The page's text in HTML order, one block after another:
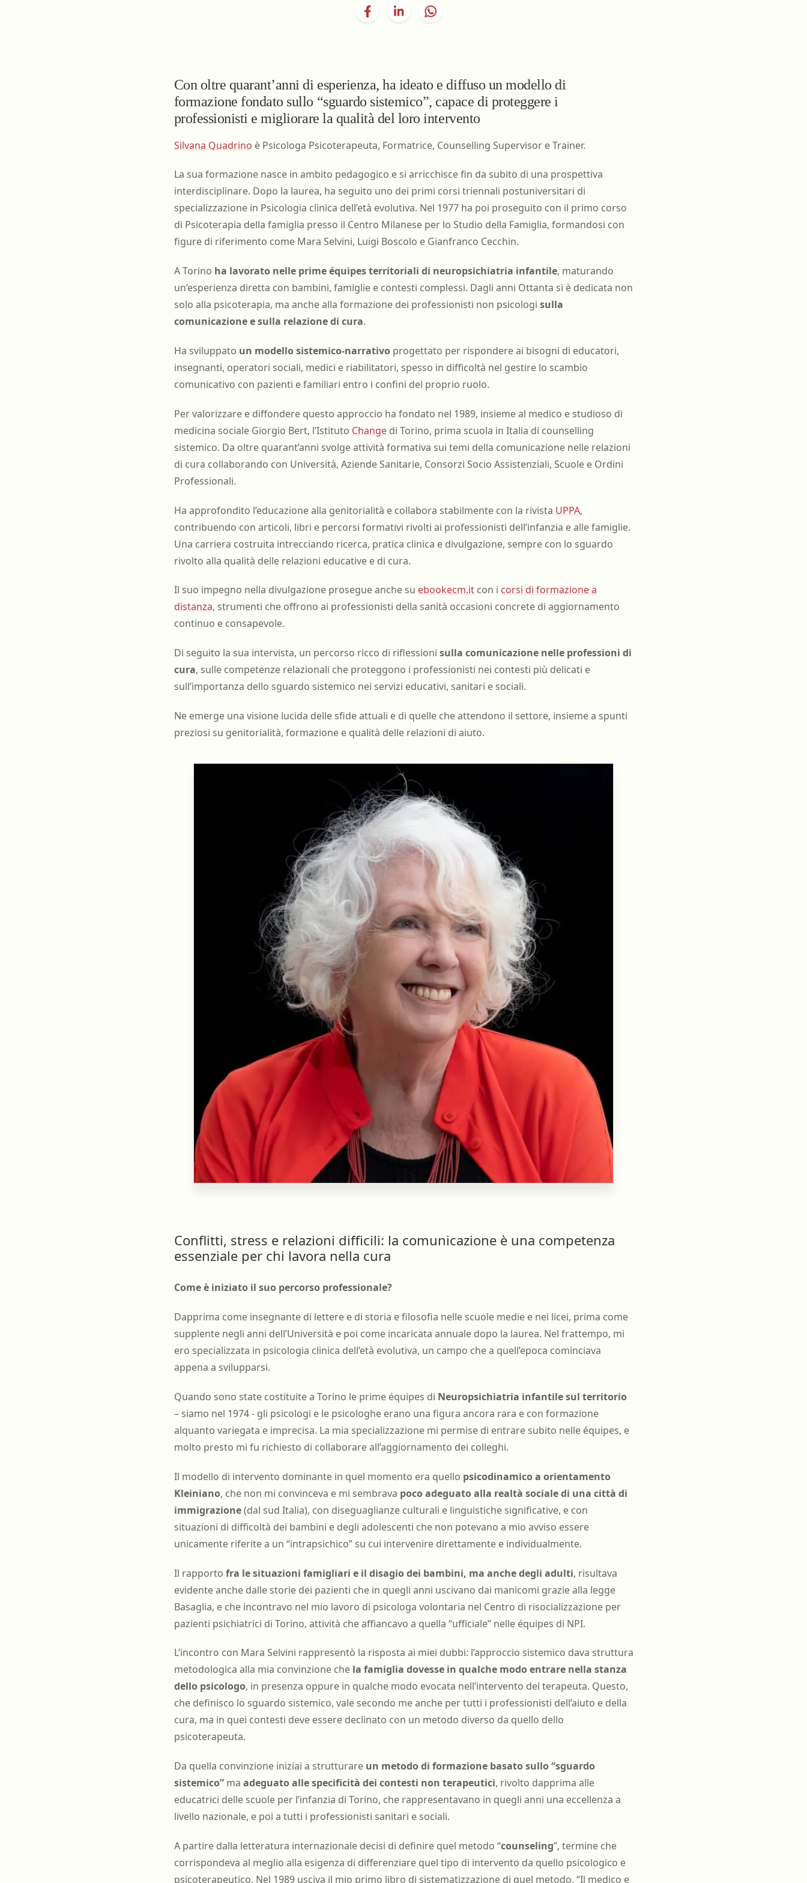
Ortottista/assistente di oftalmologia
Psicologo/a
Psicoterapeuta
Tecnico ortopedico
Con oltre quarant’anni di esperienza, ha ideato e diffuso un modello di
formazione fondato sullo “sguardo sistemico”, capace di proteggere i
professionisti e migliorare la qualità del loro intervento
Silvana Quadrino è Psicologa Psicoterapeuta, Formatrice, Counselling Supervisor e Trainer.
La sua formazione nasce in ambito pedagogico e si arricchisce fin da subito di una prospettiva
interdisciplinare. Dopo la laurea, ha seguito uno dei primi corsi triennali postuniversitari di
specializzazione in Psicologia clinica dell’età evolutiva. Nel 1977 ha poi proseguito con il primo corso
di Psicoterapia della famiglia presso il Centro Milanese per lo Studio della Famiglia, formandosi con
figure di riferimento come Mara Selvini, Luigi Boscolo e Gianfranco Cecchin.
A Torino ha lavorato nelle prime équipes territoriali di neuropsichiatria infantile, maturando
un’esperienza diretta con bambini, famiglie e contesti complessi. Dagli anni Ottanta si è dedicata non
solo alla psicoterapia, ma anche alla formazione dei professionisti non psicologi sulla
comunicazione e sulla relazione di cura.
Ha sviluppato un modello sistemico-narrativoprogettato per rispondere ai bisogni di educatori,
insegnanti, operatori sociali, medici e riabilitatori, spesso in difficoltà nel gestire lo scambio
comunicativo con pazienti e familiari entro i confini del proprio ruolo.
Per valorizzare e diffondere questo approccio ha fondato nel 1989, insieme al medico e studioso di
medicina sociale Giorgio Bert, l’Istituto Changedi Torino, prima scuola in Italia di counselling
sistemico. Da oltre quarant’anni svolge attività formativa sui temi della comunicazione nelle relazioni
di cura collaborando con Università, Aziende Sanitarie, Consorzi Socio Assistenziali, Scuole e Ordini
Professionali.
Ha approfondito l’educazione alla genitorialità e collabora stabilmente con la rivista UPPA,
contribuendo con articoli, libri e percorsi formativi rivolti ai professionisti dell’infanzia e alle famiglie.
Una carriera costruita intrecciando ricerca, pratica clinica e divulgazione, sempre con lo sguardo
rivolto alla qualità delle relazioni educative e di cura.
Il suo impegno nella divulgazione prosegue anche su ebookecm.itcon i corsi di formazione a
distanza, strumenti che offrono ai professionisti della sanità occasioni concrete di aggiornamento
continuo e consapevole.
Di seguito la sua intervista, un percorso ricco di riflessioni sulla comunicazione nelle professioni di
cura, sulle competenze relazionali che proteggono i professionisti nei contesti più delicati e
sull’importanza dello sguardo sistemico nei servizi educativi, sanitari e sociali.
Ne emerge una visione lucida delle sfide attuali e di quelle che attendono il settore, insieme a spunti
preziosi su genitorialità, formazione e qualità delle relazioni di aiuto.
Conflitti, stress e relazioni difficili: la comunicazione è una competenza
essenziale per chi lavora nella cura
Come è iniziato il suo percorso professionale?
Dapprima come insegnante di lettere e di storia e filosofia nelle scuole medie e nei licei, prima come
supplente negli anni dell’Università e poi come incaricata annuale dopo la laurea. Nel frattempo, mi
ero specializzata in psicologia clinica dell’età evolutiva, un campo che a quell’epoca cominciava
appena a svilupparsi.
Quando sono state costituite a Torino le prime équipes di Neuropsichiatria infantile sul territorio
– siamo nel 1974 - gli psicologi e le psicologhe erano una figura ancora rara e con formazione
alquanto variegata e imprecisa. La mia specializzazione mi permise di entrare subito nelle équipes, e
molto presto mi fu richiesto di collaborare all’aggiornamento dei colleghi.
Il modello di intervento dominante in quel momento era quello psicodinamico a orientamento
Kleiniano, che non mi convinceva e mi sembrava poco adeguato alla realtà sociale di una città di
immigrazione(dal sud Italia), con diseguaglianze culturali e linguistiche significative, e con
situazioni di difficoltà dei bambini e degli adolescenti che non potevano a mio avviso essere
unicamente riferite a un “intrapsichico” su cui intervenire direttamente e individualmente.
Il rapporto fra le situazioni famigliari e il disagio dei bambini, ma anche degli adulti, risultava
evidente anche dalle storie dei pazienti che in quegli anni uscivano dai manicomi grazie alla legge
Basaglia, e che incontravo nel mio lavoro di psicologa volontaria nel Centro di risocializzazione per
pazienti psichiatrici di Torino, attività che affiancavo a quella “ufficiale” nelle équipes di NPI.
L’incontro con Mara Selvini rappresentò la risposta ai miei dubbi: l’approccio sistemico dava struttura
metodologica alla mia convinzione che la famiglia dovesse in qualche modo entrare nella stanza
dello psicologo, in presenza oppure in qualche modo evocata nell’intervento del terapeuta. Questo,
che definisco lo sguardo sistemico, vale secondo me anche per tutti i professionisti dell’aiuto e della
cura, ma in quei contesti deve essere declinato con un metodo diverso da quello dello
psicoterapeuta.
Da quella convinzione iniziai a strutturare un metodo di formazione basato sullo “sguardo
sistemico”ma adeguato alle specificità dei contesti non terapeutici, rivolto dapprima alle
educatrici delle scuole per l’infanzia di Torino, che rappresentavano in quegli anni una eccellenza a
livello nazionale, e poi a tutti i professionisti sanitari e sociali.
A partire dalla letteratura internazionale decisi di definire quel metodo “counseling”, termine che
corrispondeva al meglio alla esigenza di differenziare quel tipo di intervento da quello psicologico e
psicoterapeutico. Nel 1989 usciva il mio primo libro di sistematizzazione di quel metodo, “Il medico e